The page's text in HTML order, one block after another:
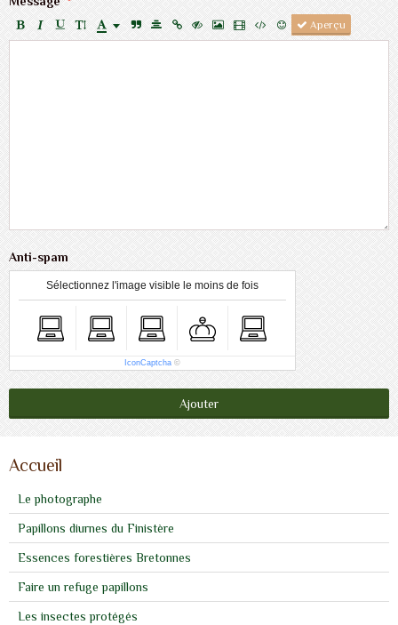
Aperçu
Anti-spam
Sélectionnez l'image visible le moins de fois
IconCaptcha ©
Ajouter
Accueil
Le photographe
Papillons diurnes du Finistère
Essences forestières Bretonnes
Faire un refuge papillons
Les insectes protégés